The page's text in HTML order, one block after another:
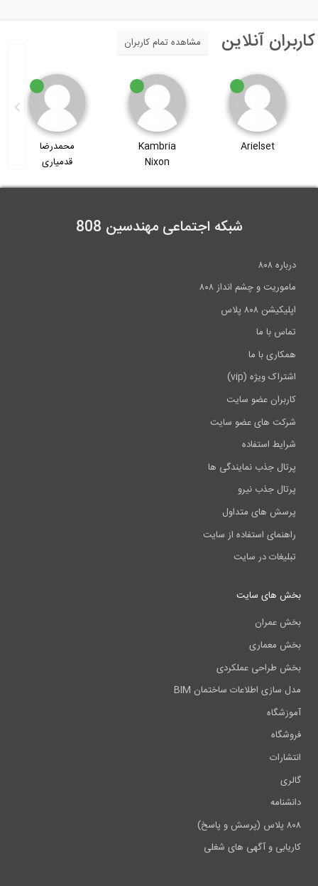
آنلاین مشاهده تمام کاربران
Kambria
محمدرضا
قدمیاری
علیرضا حاتم
بیگی
شبکه اجتماعی مهندسین 808
درباره ۸۰۸
ماموریت و چشم انداز ۸۰۸
اپلیکیشن ۸۰۸ پلاس
تماس با ما
همکاری با ما
اشتراک ویژه (vip)
کاربران عضو سایت
شرکت های عضو سایت
شرایط استفاده
پرتال جذب نمایندگی ها
پرتال جذب نیرو
پرسش های متداول
راهنمای استفاده از سایت
تبلیغات در سایت
بخش های سایت
بخش عمران
بخش معماری
بخش طراحی عملکردی
مدل سازی اطلاعات ساختمان BIM
آموزشگاه
فروشگاه
انتشارات
گالری
دانشنامه
۸۰۸ پلاس (پرسش و پاسخ)
کاریابی و آگهی های شغلی